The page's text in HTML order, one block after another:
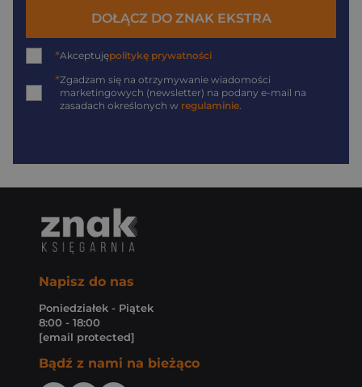
DOŁĄCZ DO ZNAK EKSTRA
*Akceptujępolitykę prywatności
*Zgadzam się na otrzymywanie wiadomości
marketingowych (newsletter) na podany e-mail na
zasadach określonych w regulaminie.
Napisz do nas
Poniedziałek - Piątek
8:00 - 18:00
[email protected]
Bądź z nami na bieżąco